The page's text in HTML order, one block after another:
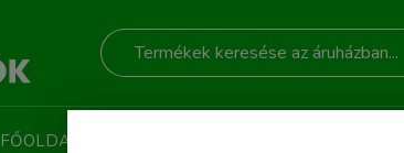
FŐOLDAL